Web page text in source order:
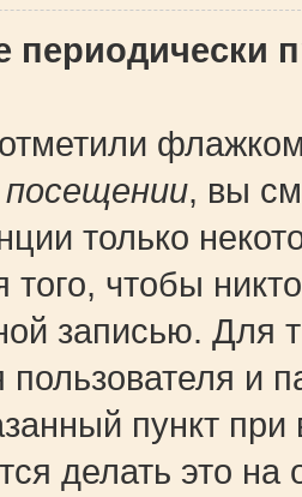
периодически
, вы
только
чтобы
записью. Для
пользователя и
пункт
делать это